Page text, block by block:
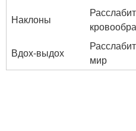
Наклоны
Вдох-выдох
мир